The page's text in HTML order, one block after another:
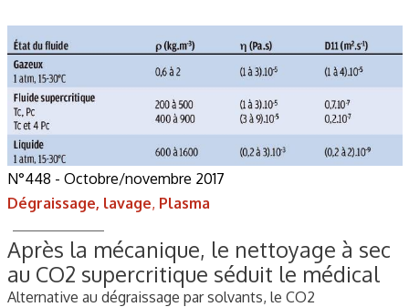
N°448 - Octobre/novembre 2017
Dégraissage, lavage, Plasma
Après la mécanique, le nettoyage à sec
au CO2 supercritique séduit le médical
Alternative au dégraissage par solvants, le CO2